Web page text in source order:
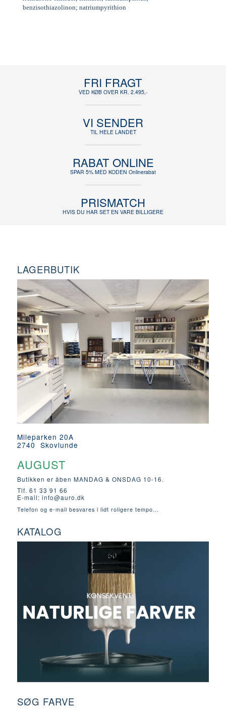
benzisothiazolinon; natriumpyrithion
FRI FRAGT
VED KØB OVER KR. 2.495,-
VI SENDER
TIL HELE LANDET
RABAT ONLINE
SPAR 5% MED KODEN Onlinerabat
PRISMATCH
HVIS DU HAR SET EN VARE BILLIGERE
LAGERBUTIK
Mileparken 20A
2740 Skovlunde
AUGUST
Butikken er åben MANDAG & ONSDAG 10-16.
Tlf. 61 33 91 66
E-mail: info@auro.dk
Telefon og e-mail besvares i lidt roligere tempo...
KATALOG
SØG FARVE